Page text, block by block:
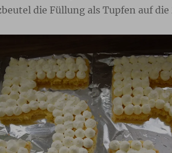
die Füllung als Tupfen auf